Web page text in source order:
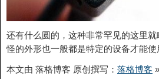
还有什么圆的，这种非常罕见的这里
怪的外形也一般都是特定的设备才能使
本文由 落格博客 原创撰写： 落格博客 »